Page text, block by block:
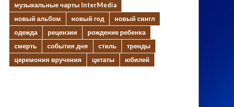
музыкальные чарты InterMedia
новый альбом
новый год
новый сингл
одежда
рецензии
рождение ребенка
смерть
события дня стиль
тренды
церемония вручения
цитаты юбилей